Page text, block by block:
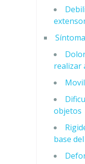
realizar
objetos
base